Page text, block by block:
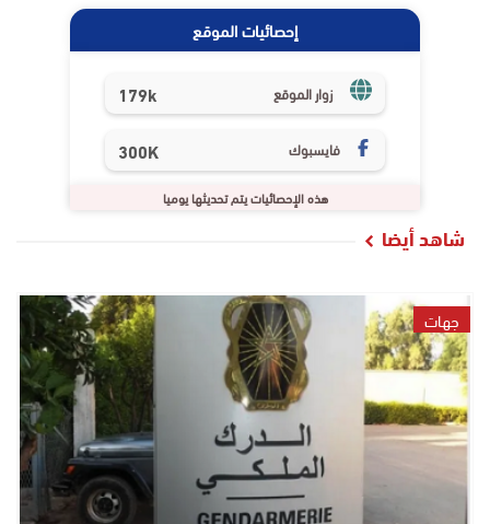
إحصائيات الموقع
زوار الموقع 179k
فايسبوك 300K
هذه الإحصائيات يتم تحديثها يوميا
شاهد أيضا
جهات